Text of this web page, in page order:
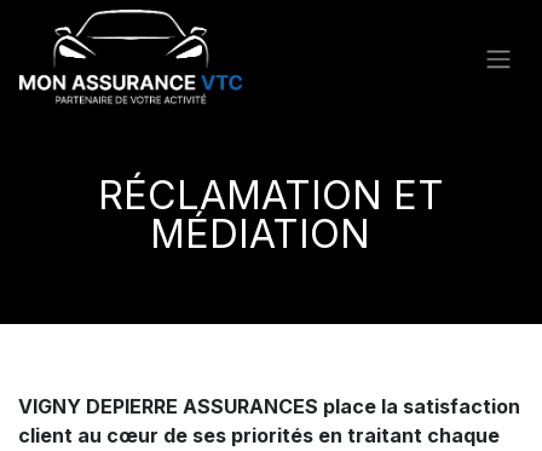
RÉCLAMATION ET
MÉDIATION​
VIGNY DEPIERRE ASSURANCES place la satisfaction
client au cœur de ses priorités en traitant chaque